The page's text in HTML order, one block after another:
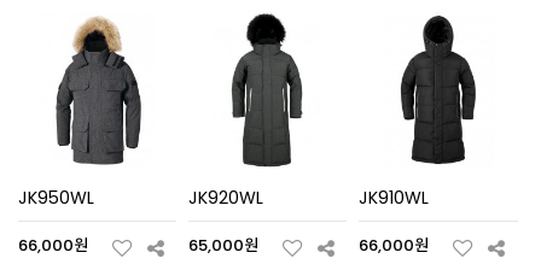
JK950WL
66,000원
JK920WL
65,000원
JK910WL
66,000원